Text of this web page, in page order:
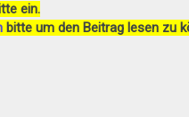
ein.
bitte um den Beitrag lesen zu